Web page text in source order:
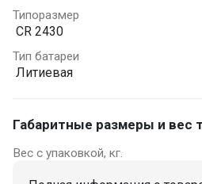
Типоразмер
CR 2430
Тип батареи
Литиевая
Габаритные размеры и вес
Вес с упаковкой, кг.